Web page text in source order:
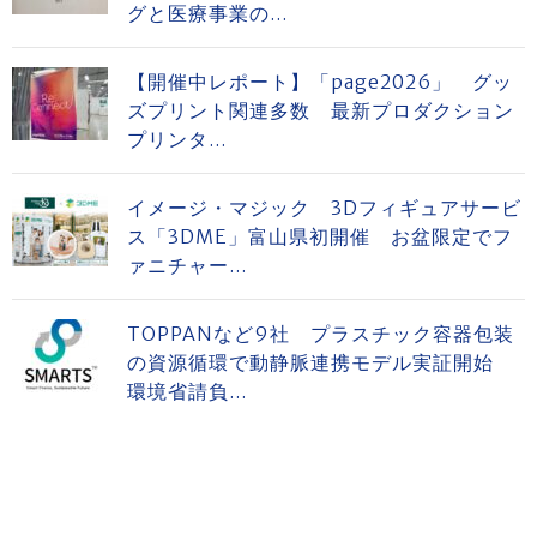
グと医療事業の...
【開催中レポート】「page2026」 グッ
ズプリント関連多数 最新プロダクション
プリンタ...
イメージ・マジック 3Dフィギュアサービ
ス「3DME」富山県初開催 お盆限定でフ
ァニチャー...
TOPPANなど9社 プラスチック容器包装
の資源循環で動静脈連携モデル実証開始
環境省請負...